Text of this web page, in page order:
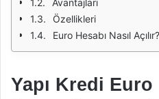
Avantajları
Özellikleri
Euro Hesabı Nasıl Açılır?
Yapı Kredi Euro